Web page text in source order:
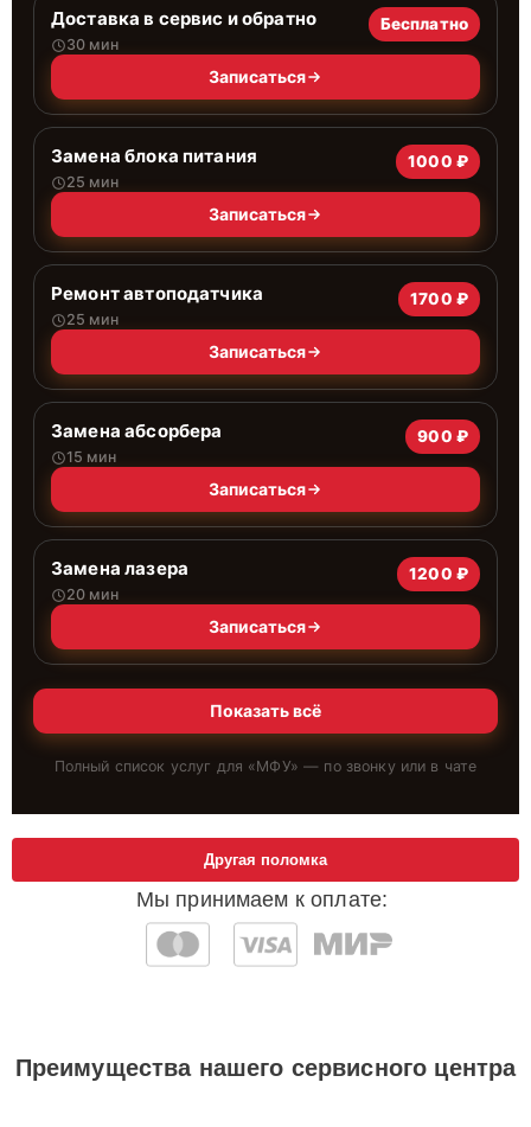
Доставка в сервис и обратно
30 мин
Бесплатно
Записаться
Замена блока питания
25 мин
1000 ₽
Записаться
Ремонт автоподатчика
25 мин
1700 ₽
Записаться
Замена абсорбера
15 мин
900 ₽
Записаться
Замена лазера
20 мин
1200 ₽
Записаться
Показать всё
Полный список услуг для «МФУ» — по звонку или в чате
Мы принимаем к оплате:
Другая поломка
Преимущества нашего сервисного центра